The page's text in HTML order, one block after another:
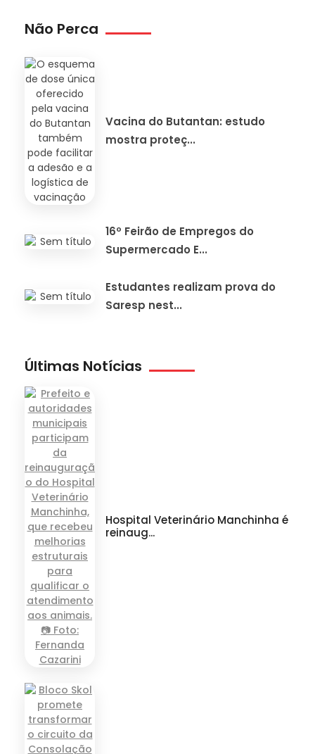
Não Perca
Vacina do Butantan: estudo
mostra proteç...
16º Feirão de Empregos do
Supermercado E...
Estudantes realizam prova do
Saresp nest...
Últimas Notícias
Hospital Veterinário Manchinha é
reinaug...